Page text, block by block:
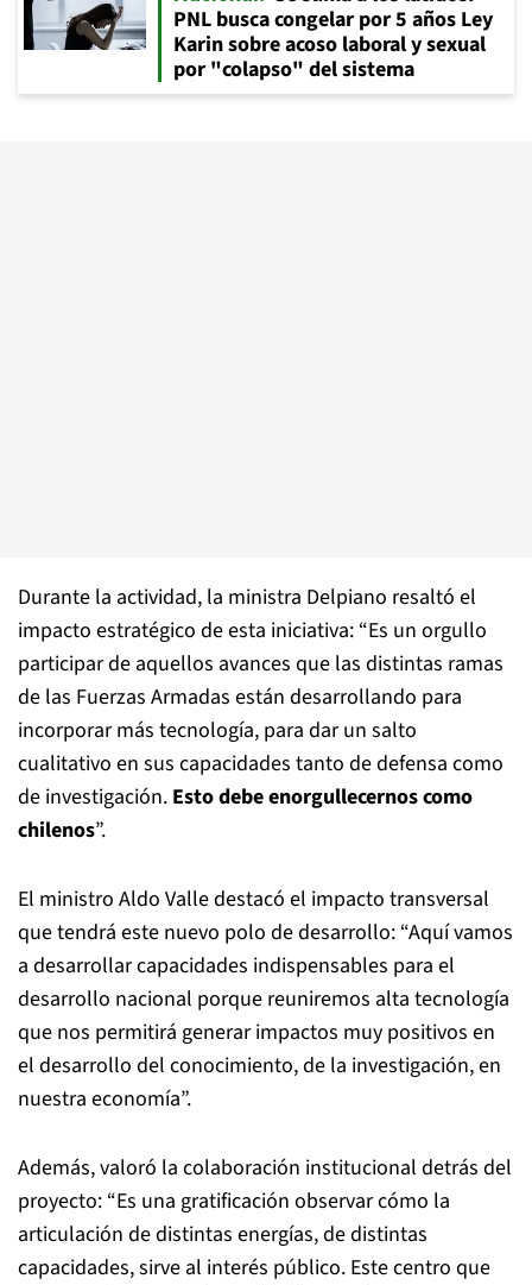
PNL busca congelar por 5 años Ley
Karin sobre acoso laboral y sexual
por "colapso" del sistema
Durante la actividad, la ministra Delpiano resaltó el
impacto estratégico de esta iniciativa: “Es un orgullo
participar de aquellos avances que las distintas ramas
de las Fuerzas Armadas están desarrollando para
incorporar más tecnología, para dar un salto
cualitativo en sus capacidades tanto de defensa como
de investigación. Esto debe enorgullecernos como
chilenos”.
El ministro Aldo Valle destacó el impacto transversal
que tendrá este nuevo polo de desarrollo: “Aquí vamos
a desarrollar capacidades indispensables para el
desarrollo nacional porque reuniremos alta tecnología
que nos permitirá generar impactos muy positivos en
el desarrollo del conocimiento, de la investigación, en
nuestra economía”.
Además, valoró la colaboración institucional detrás del
proyecto: “Es una gratificación observar cómo la
articulación de distintas energías, de distintas
capacidades, sirve al interés público. Este centro que